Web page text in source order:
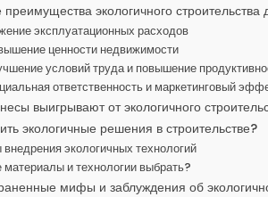
экологичного строительства
эксплуатационных расходов
ценности недвижимости
условий труда и повышение
ответственность и маркетинговый
выигрывают от экологичного
экологичные решения в строительстве?
экологичных технологий
материалы и технологии выбрать?
мифы и заблуждения об